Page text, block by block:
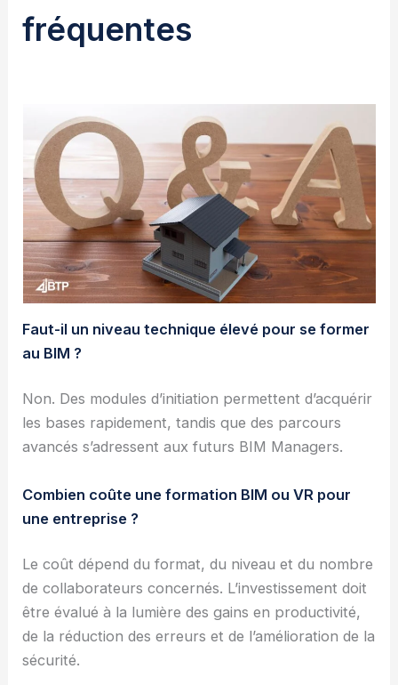
fréquentes
Faut-il un niveau technique élevé pour se former
au BIM ?
Non. Des modules d’initiation permettent d’acquérir
les bases rapidement, tandis que des parcours
avancés s’adressent aux futurs BIM Managers.
Combien coûte une formation BIM ou VR pour
une entreprise ?
Le coût dépend du format, du niveau et du nombre
de collaborateurs concernés. L’investissement doit
être évalué à la lumière des gains en productivité,
de la réduction des erreurs et de l’amélioration de la
sécurité.